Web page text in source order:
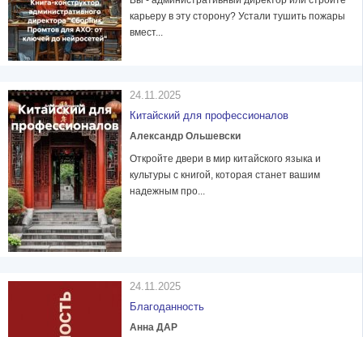
карьеру в эту сторону? Устали тушить пожары
вмест...
24.11.2025
Китайский для профессионалов
Александр Ольшевски
Откройте двери в мир китайского языка и
культуры с книгой, которая станет вашим
надежным про...
24.11.2025
Благоданность
Анна ДАР